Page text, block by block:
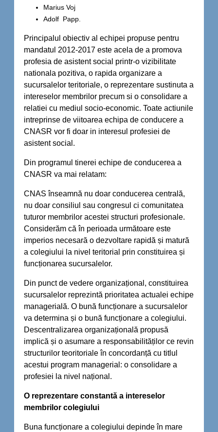
Marius Voj
Adolf Papp.
Principalul obiectiv al echipei propuse pentru
mandatul 2012-2017 este acela de a promova
profesia de asistent social printr-o vizibilitate
nationala pozitiva, o rapida organizare a
sucursalelor teritoriale, o reprezentare sustinuta a
intereselor membrilor precum si o consolidare a
relatiei cu mediul socio-economic. Toate actiunile
intreprinse de viitoarea echipa de conducere a
CNASR vor fi doar in interesul profesiei de
asistent social.
Din programul tinerei echipe de conducerea a
CNASR va mai relatam:
CNAS înseamnă nu doar conducerea centrală,
nu doar consiliul sau congresul ci comunitatea
tuturor membrilor acestei structuri profesionale.
Considerăm că în perioada următoare este
imperios necesară o dezvoltare rapidă și matură
a colegiului la nivel teritorial prin constituirea și
funcționarea sucursalelor.
Din punct de vedere organizațional, constituirea
sucursalelor reprezintă prioritatea actualei echipe
managerială. O bună funcționare a sucursalelor
va determina și o bună funcționare a colegiului.
Descentralizarea organizațională propusă
implică și o asumare a responsabilităților ce revin
structurilor teoritoriale în concordanță cu titlul
acestui program managerial: o consolidare a
profesiei la nivel național.
O reprezentare constantă a intereselor
membrilor colegiului
Buna funcționare a colegiului depinde în mare